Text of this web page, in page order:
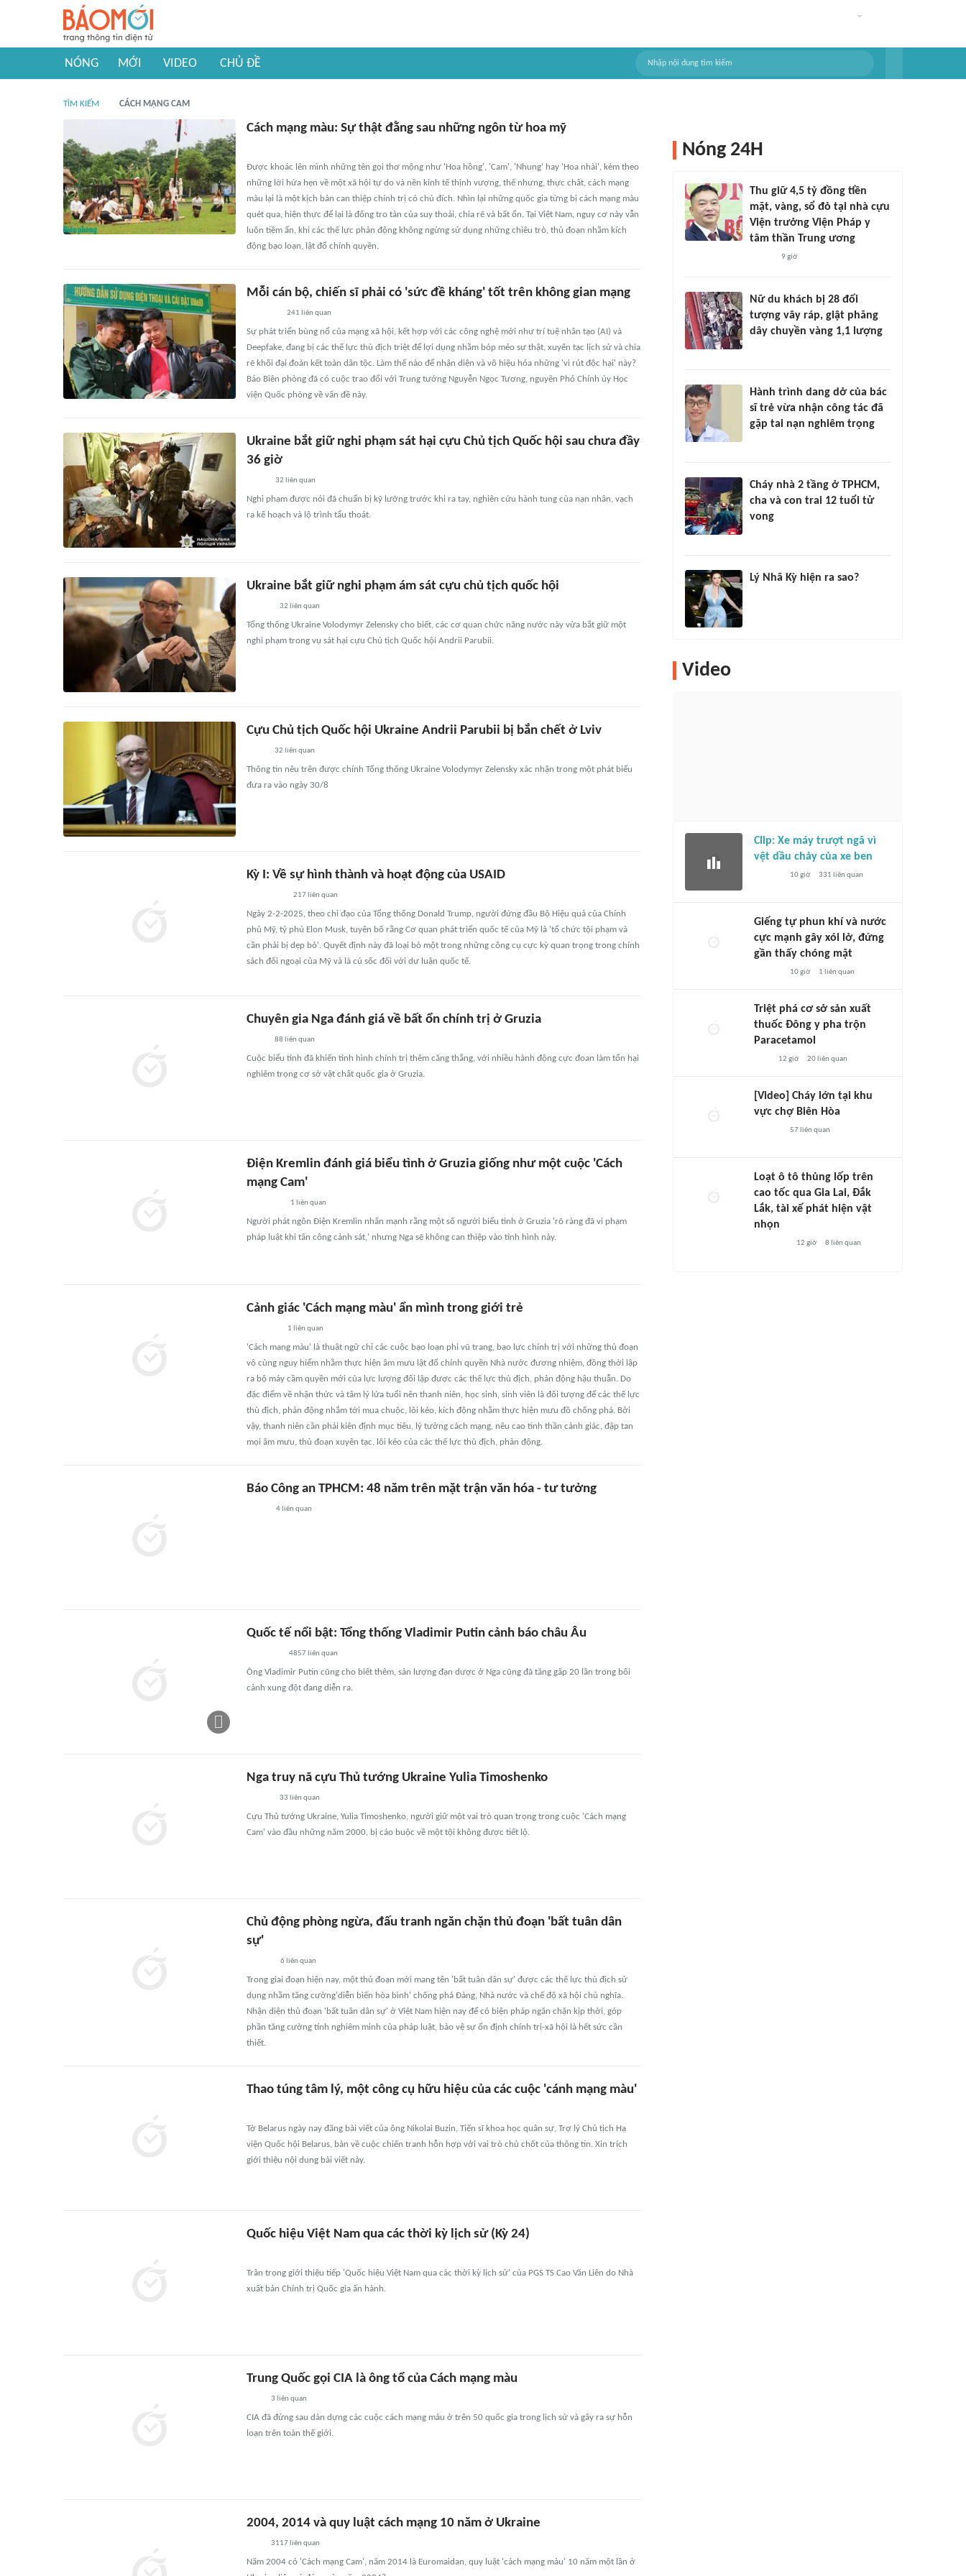
NÓNG MỚI VIDEO CHỦ ĐỀ
TÌM KIẾM CÁCH MẠNG CAM
Cách mạng màu: Sự thật đằng sau những ngôn từ hoa mỹ
Được khoác lên mình những tên gọi thơ mộng như 'Hoa hồng', 'Cam', 'Nhung' hay 'Hoa nhài', kèm theo
những lời hứa hẹn về một xã hội tự do và nền kinh tế thịnh vượng, thế nhưng, thực chất, cách mạng
màu lại là một kịch bản can thiệp chính trị có chủ đích. Nhìn lại những quốc gia từng bị cách mạng màu
quét qua, hiện thực để lại là đống tro tàn của suy thoái, chia rẽ và bất ổn. Tại Việt Nam, nguy cơ này vẫn
luôn tiềm ẩn, khi các thế lực phản động không ngừng sử dụng những chiêu trò, thủ đoạn nhằm kích
động bạo loạn, lật đổ chính quyền.
Mỗi cán bộ, chiến sĩ phải có 'sức đề kháng' tốt trên không gian mạng
241 liên quan
Sự phát triển bùng nổ của mạng xã hội, kết hợp với các công nghệ mới như trí tuệ nhân tạo (AI) và
Deepfake, đang bị các thế lực thù địch triệt để lợi dụng nhằm bóp méo sự thật, xuyên tạc lịch sử và chia
rẽ khối đại đoàn kết toàn dân tộc. Làm thế nào để nhận diện và vô hiệu hóa những 'vi rút độc hại' này?
Báo Biên phòng đã có cuộc trao đổi với Trung tướng Nguyễn Ngọc Tương, nguyên Phó Chính ủy Học
viện Quốc phòng về vấn đề này.
Ukraine bắt giữ nghi phạm sát hại cựu Chủ tịch Quốc hội sau chưa đầy
36 giờ
32 liên quan
Nghi phạm được nói đã chuẩn bị kỹ lưỡng trước khi ra tay, nghiên cứu hành tung của nạn nhân, vạch
ra kế hoạch và lộ trình tẩu thoát.
Ukraine bắt giữ nghi phạm ám sát cựu chủ tịch quốc hội
32 liên quan
Tổng thống Ukraine Volodymyr Zelensky cho biết, các cơ quan chức năng nước này vừa bắt giữ một
nghi phạm trong vụ sát hại cựu Chủ tịch Quốc hội Andrii Parubii.
Cựu Chủ tịch Quốc hội Ukraine Andrii Parubii bị bắn chết ở Lviv
32 liên quan
Thông tin nêu trên được chính Tổng thống Ukraine Volodymyr Zelensky xác nhận trong một phát biểu
đưa ra vào ngày 30/8
Kỳ I: Về sự hình thành và hoạt động của USAID
217liên quan
Ngày 2-2-2025, theo chỉ đạo của Tổng thống Donald Trump, người đứng đầu Bộ Hiệu quả của Chính
phủ Mỹ, tỷ phú Elon Musk, tuyên bố rằng Cơ quan phát triển quốc tế của Mỹ là 'tổ chức tội phạm và
cần phải bị dẹp bỏ'. Quyết định này đã loại bỏ một trong những công cụ cực kỳ quan trọng trong chính
sách đối ngoại của Mỹ và là cú sốc đối với dư luận quốc tế.
Chuyên gia Nga đánh giá về bất ổn chính trị ở Gruzia
88 liên quan
Cuộc biểu tình đã khiến tình hình chính trị thêm căng thẳng, với nhiều hành động cực đoan làm tổn hại
nghiêm trọng cơ sở vật chất quốc gia ở Gruzia.
Điện Kremlin đánh giá biểu tình ở Gruzia giống như một cuộc 'Cách
mạng Cam'
1 liên quan
Người phát ngôn Điện Kremlin nhấn mạnh rằng một số người biểu tình ở Gruzia 'rõ ràng đã vi phạm
pháp luật khi tấn công cảnh sát,' nhưng Nga sẽ không can thiệp vào tình hình này.
Cảnh giác 'Cách mạng màu' ẩn mình trong giới trẻ
1 liên quan
'Cách mạng màu' là thuật ngữ chỉ các cuộc bạo loạn phi vũ trang, bạo lực chính trị với những thủ đoạn
vô cùng nguy hiểm nhằm thực hiện âm mưu lật đổ chính quyền Nhà nước đương nhiệm, đồng thời lập
ra bộ máy cầm quyền mới của lực lượng đối lập được các thế lực thù địch, phản động hậu thuẫn. Do
đặc điểm về nhận thức và tâm lý lứa tuổi nên thanh niên, học sinh, sinh viên là đối tượng để các thế lực
thù địch, phản động nhắm tới mua chuộc, lôi kéo, kích động nhằm thực hiện mưu đồ chống phá. Bởi
vậy, thanh niên cần phải kiên định mục tiêu, lý tưởng cách mạng, nêu cao tinh thần cảnh giác, đập tan
mọi âm mưu, thủ đoạn xuyên tạc, lôi kéo của các thế lực thù địch, phản động.
Báo Công an TPHCM: 48 năm trên mặt trận văn hóa - tư tưởng
4 liên quan
Quốc tế nổi bật: Tổng thống Vladimir Putin cảnh báo châu Âu
4857 liên quan
Ông Vladimir Putin cũng cho biết thêm, sản lượng đạn dược ở Nga cũng đã tăng gấp 20 lần trong bối
cảnh xung đột đang diễn ra.
Nga truy nã cựu Thủ tướng Ukraine Yulia Timoshenko
33 liên quan
Cựu Thủ tướng Ukraine, Yulia Timoshenko, người giữ một vai trò quan trọng trong cuộc 'Cách mạng
Cam' vào đầu những năm 2000, bị cáo buộc về một tội không được tiết lộ.
Chủ động phòng ngừa, đấu tranh ngăn chặn thủ đoạn 'bất tuân dân
sự'
6 liên quan
Trong giai đoạn hiện nay, một thủ đoạn mới mang tên 'bất tuân dân sự' được các thế lực thù địch sử
dụng nhằm tăng cường'diễn biến hòa bình' chống phá Đảng, Nhà nước và chế độ xã hội chủ nghĩa.
Nhận diện thủ đoạn 'bất tuân dân sự' ở Việt Nam hiện nay để có biện pháp ngăn chặn kịp thời, góp
phần tăng cường tính nghiêm minh của pháp luật, bảo vệ sự ổn định chính trị-xã hội là hết sức cần
thiết.
Thao túng tâm lý, một công cụ hữu hiệu của các cuộc 'cánh mạng màu'
Tờ Belarus ngày nay đăng bài viết của ông Nikolai Buzin, Tiến sĩ khoa học quân sự, Trợ lý Chủ tịch Hạ
viện Quốc hội Belarus, bàn về cuộc chiến tranh hỗn hợp với vai trò chủ chốt của thông tin. Xin trích
giới thiệu nội dung bài viết này.
Quốc hiệu Việt Nam qua các thời kỳ lịch sử (Kỳ 24)
Trân trọng giới thiệu tiếp 'Quốc hiệu Việt Nam qua các thời kỳ lịch sử' của PGS TS Cao Văn Liên do Nhà
xuất bản Chính trị Quốc gia ấn hành.
Trung Quốc gọi CIA là ông tổ của Cách mạng màu
3 liên quan
CIA đã đứng sau dàn dựng các cuộc cách mạng màu ở trên 50 quốc gia trong lịch sử và gây ra sự hỗn
loạn trên toàn thế giới.
2004, 2014 và quy luật cách mạng 10 năm ở Ukraine
3117liên quan
Năm 2004 có 'Cách mạng Cam', năm 2014 là Euromaidan, quy luật 'cách mạng màu' 10 năm một lần ở
Nóng 24H
Thu giữ 4,5 tỷ đồng tiền
mặt, vàng, sổ đỏ tại nhà cựu
Viện trưởng Viện Pháp y
tâm thần Trung ương
9 giờ
Nữ du khách bị 28 đối
tượng vây ráp, giật phăng
dây chuyền vàng 1,1 lượng
Hành trình dang dở của bác
sĩ trẻ vừa nhận công tác đã
gặp tai nạn nghiêm trọng
Cháy nhà 2 tầng ở TPHCM,
cha và con trai 12 tuổi tử
vong
Lý Nhã Kỳ hiện ra sao?
Video
Clip: Xe máy trượt ngã vì
vệt dầu chảy của xe ben
10 giờ 331 liên quan
Giếng tự phun khí và nước
cực mạnh gây xói lở, đứng
gần thấy chóng mặt
10 giờ 1 liên quan
Triệt phá cơ sở sản xuất
thuốc Đông y pha trộn
Paracetamol
12 giờ 20liên quan
[Video] Cháy lớn tại khu
vực chợ Biên Hòa
57liên quan
Loạt ô tô thủng lốp trên
cao tốc qua Gia Lai, Đắk
Lắk, tài xế phát hiện vật
nhọn
12 giờ 8 liên quan